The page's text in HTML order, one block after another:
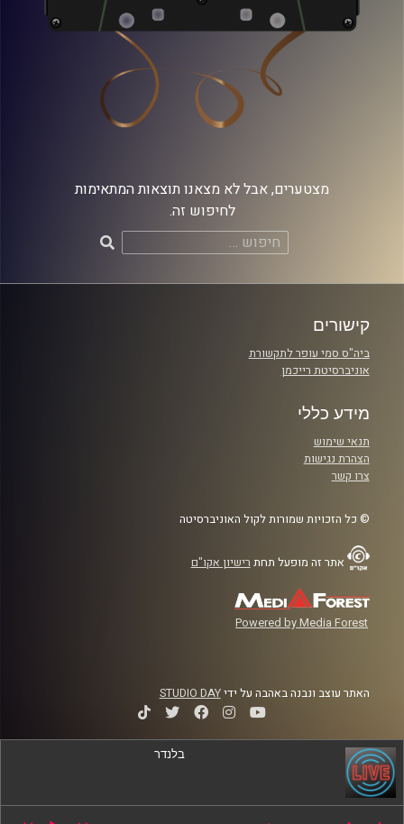
מצטערים, אבל לא מצאנו תוצאות המתאימות
לחיפוש זה.
חיפוש:
קישורים
ביה"ס סמי עופר לתקשורת
אוניברסיטת רייכמן
מידע כללי
תנאי שימוש
הצהרת נגישות
צרו קשר
© כל הזכויות שמורות לקול האוניברסיטה
אתר זה מופעל תחת רישיון אקו"ם
Powered by Media Forest
האתר עוצב ונבנה באהבה על ידיSTUDIO DAY
בלנדר